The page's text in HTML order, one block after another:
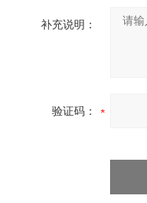
补充说明：
验证码：